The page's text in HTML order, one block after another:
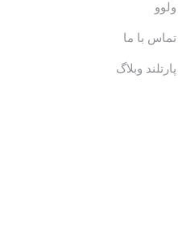
ولوو
تماس با ما
پارتلند وبلاگ